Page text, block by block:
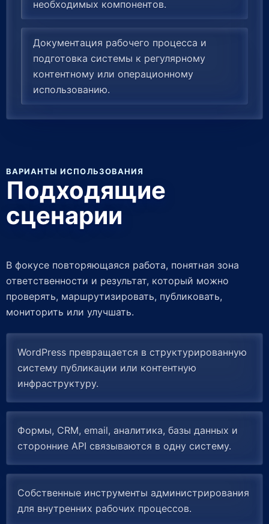
необходимых компонентов.
Документация рабочего процесса и
подготовка системы к регулярному
контентному или операционному
использованию.
ВАРИАНТЫ ИСПОЛЬЗОВАНИЯ
Подходящие
сценарии
В фокусе повторяющаяся работа, понятная зона
ответственности и результат, который можно
проверять, маршрутизировать, публиковать,
мониторить или улучшать.
WordPress превращается в структурированную
систему публикации или контентную
инфраструктуру.
Формы, CRM, email, аналитика, базы данных и
сторонние API связываются в одну систему.
Собственные инструменты администрирования
для внутренних рабочих процессов.